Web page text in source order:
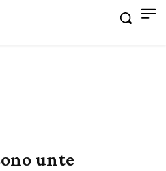
unte